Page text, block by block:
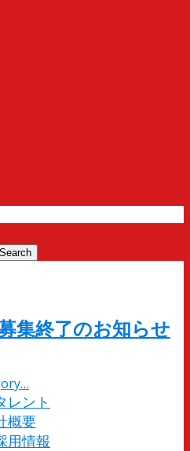
集終了のお知らせ
レント
概要
用情報